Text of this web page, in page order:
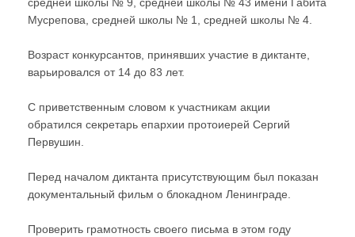
средней школы № 9, средней школы № 43 имени Габита
Мусрепова, средней школы № 1, средней школы № 4.
Возраст конкурсантов, принявших участие в диктанте,
варьировался от 14 до 83 лет.
С приветственным словом к участникам акции
обратился секретарь епархии протоиерей Сергий
Первушин.
Перед началом диктанта присутствующим был показан
документальный фильм о блокадном Ленинграде.
Проверить грамотность своего письма в этом году